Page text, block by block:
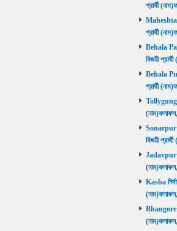
প্রার্থী
প্রার্থী
Behala
বিজয়ী
Behala
প্রার্থী
Tollygunge
Sonarpur
বিজয়ী
Jadavpur
Kasba
Bhangore